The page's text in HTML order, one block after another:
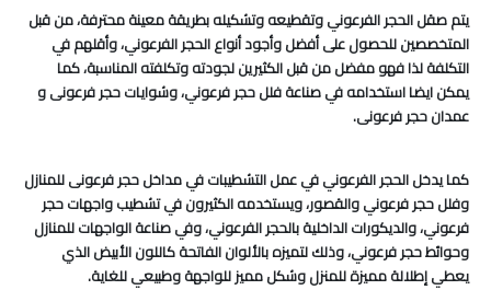
يتم صقل الحجر الفرعوني وتقطيعه وتشكيله بطريقة معينة محترفة، من قبل
المتخصصين للحصول على أفضل وأجود أنواع الحجر الفرعوني، وأقلهم في
التكلفة لذا فهو مفضل من قبل الكثيرين لجودته وتكلفته المناسبة، كما
يمكن ايضا استخدامه في صناعة فلل حجر فرعوني، وشوايات حجر فرعونى و
عمدان حجر فرعونى.
كما يدخل الحجر الفرعوني في عمل التشطيبات في مداخل حجر فرعونى للمنازل
وفلل حجر فرعوني والقصور، ويستخدمه الكثيرون في تشطيب واجهات حجر
فرعوني، والديكورات الداخلية بالحجر الفرعوني، وفي صناعة الواجهات للمنازل
وحوائط حجر فرعوني، وذلك لتميزه بالألوان الفاتحة كاللون الأبيض الذي
يعطي إطلالة مميزة للمنزل وشكل مميز للواجهة وطبيعي للغاية.